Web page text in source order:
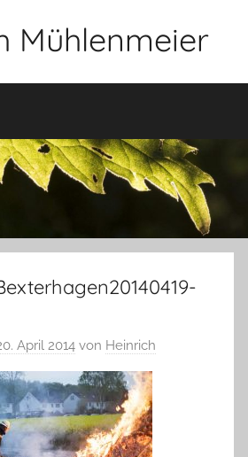
Mühlenmeier
April 2014 von Heinrich